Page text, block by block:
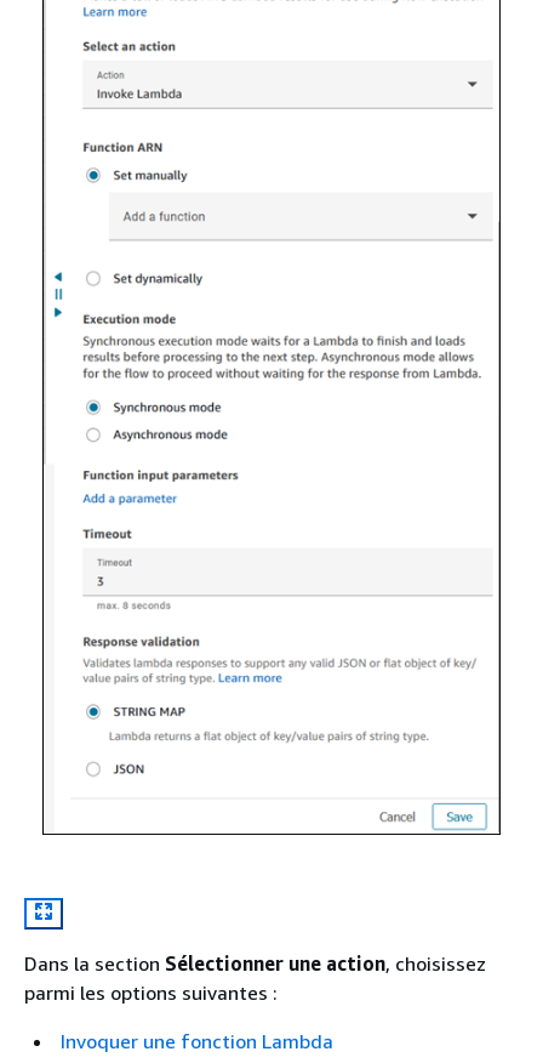
Dans la section Sélectionner une action, choisissez
parmi les options suivantes :
Invoquer une fonction Lambda